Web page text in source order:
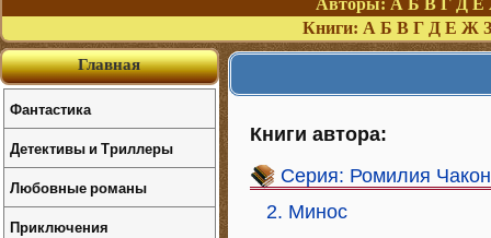
Авторы: А Б В Г Д Е
Книги: А Б В Г Д Е Ж З
Книги автора:
Серия: Ромилия Чакон
2. Минос
Главная
Фантастика
Детективы и Триллеры
Любовные романы
Приключения